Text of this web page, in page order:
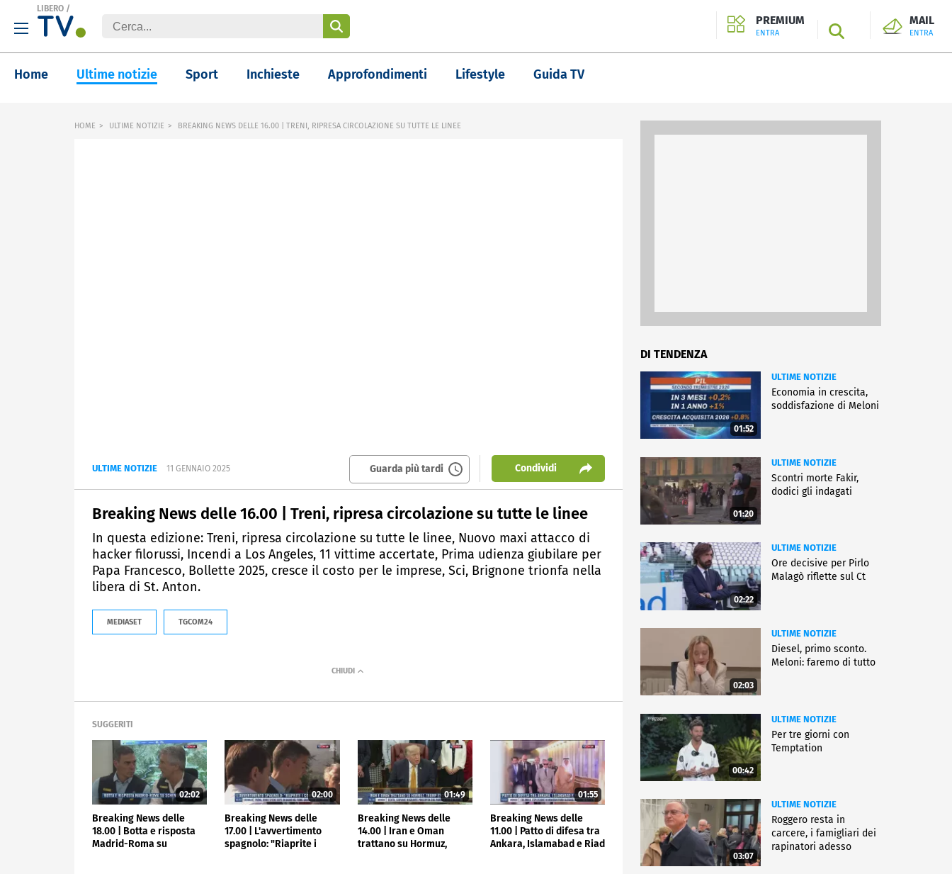
LIBERO /
PREMIUM
ENTRA SEARCH
MAIL
ENTRA
Home Ultime notizie Sport Inchieste Approfondimenti Lifestyle Guida TV
HOME ULTIME NOTIZIE BREAKING NEWS DELLE 16.00 | TRENI, RIPRESA CIRCOLAZIONE SU TUTTE LE LINEE
ULTIME NOTIZIE 11 GENNAIO 2025 Guarda più tardi Condividi
Breaking News delle 16.00 | Treni, ripresa circolazione su tutte le linee
In questa edizione: Treni, ripresa circolazione su tutte le linee, Nuovo maxi attacco di
hacker filorussi, Incendi a Los Angeles, 11 vittime accertate, Prima udienza giubilare per
Papa Francesco, Bollette 2025, cresce il costo per le imprese, Sci, Brignone trionfa nella
libera di St. Anton.
MEDIASET TGCOM24
SUGGERITI
02:02
Breaking News delle
18.00 | Botta e risposta
Madrid-Roma su
02:00
Breaking News delle
17.00 | L'avvertimento
spagnolo: "Riaprite i
01:49
Breaking News delle
14.00 | Iran e Oman
trattano su Hormuz,
01:55
Breaking News delle
11.00 | Patto di difesa tra
Ankara, Islamabad e Riad
DI TENDENZA
01:52
ULTIME NOTIZIE
Economia in crescita,
soddisfazione di Meloni
01:20
ULTIME NOTIZIE
Scontri morte Fakir,
dodici gli indagati
02:22
ULTIME NOTIZIE
Ore decisive per Pirlo
Malagò riflette sul Ct
02:03
ULTIME NOTIZIE
Diesel, primo sconto.
Meloni: faremo di tutto
00:42
ULTIME NOTIZIE
Per tre giorni con
Temptation
03:07
ULTIME NOTIZIE
Roggero resta in
carcere, i famigliari dei
rapinatori adesso